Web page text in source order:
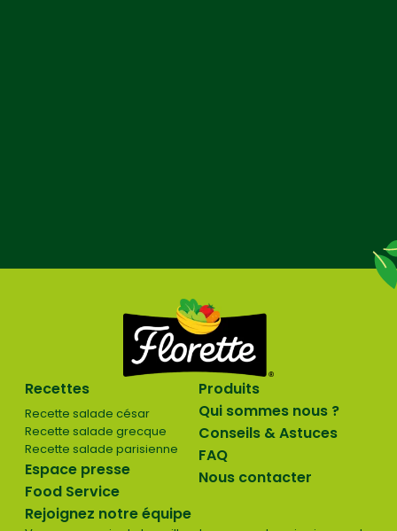
Recettes
Recette salade césar
Recette salade grecque
Recette salade parisienne
Espace presse
Food Service
Produits
Qui sommes nous ?
Conseils & Astuces
FAQ
Nous contacter
Rejoignez notre équipe